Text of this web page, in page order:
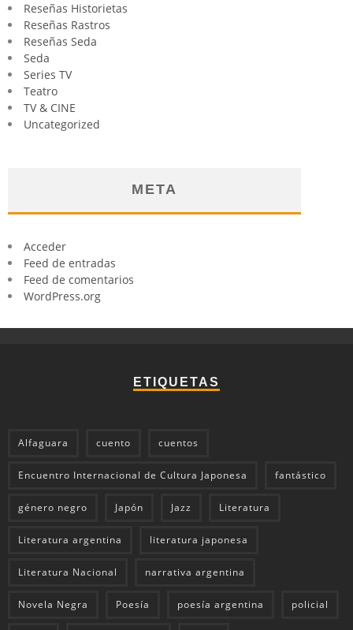
Reseñas Historietas
Reseñas Rastros
Reseñas Seda
Seda
Series TV
Teatro
TV & CINE
Uncategorized
META
Acceder
Feed de entradas
Feed de comentarios
WordPress.org
ETIQUETAS
Alfaguara cuento cuentos
Encuentro Internacional de Cultura Japonesa fantástico
género negro Japón Jazz Literatura
Literatura argentina literatura japonesa
Literatura Nacional narrativa argentina
Novela Negra Poesía poesía argentina policial